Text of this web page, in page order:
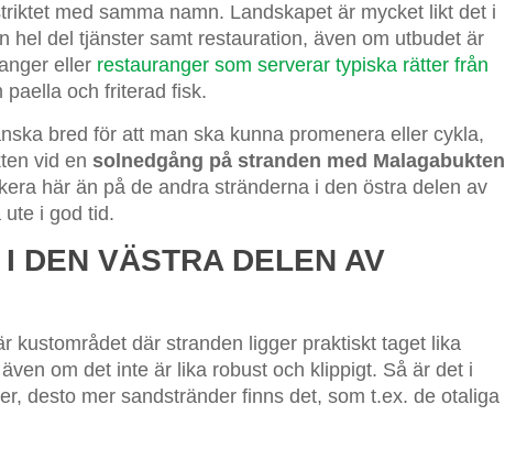
med samma namn. Landskapet är mycket likt det i
hel del tjänster samt restauration, även om utbudet är
eller restauranger som serverar typiska rätter från
och friterad fisk.
bred för att man ska kunna promenera eller cykla,
vid en solnedgång på stranden med Malagabukten
här än på de andra stränderna i den östra delen av
i god tid.
DEN VÄSTRA DELEN AV
kustområdet där stranden ligger praktiskt taget lika
om det inte är lika robust och klippigt. Så är det i
desto mer sandstränder finns det, som t.ex. de otaliga